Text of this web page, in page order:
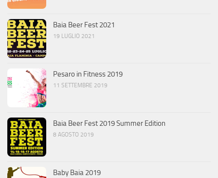
Baia Beer Fest 2021
19 LUGLIO 2021
Pesaro in Fitness 2019
11 SETTEMBRE 2019
Baia Beer Fest 2019 Summer Edition
8 AGOSTO 2019
Baby Baia 2019